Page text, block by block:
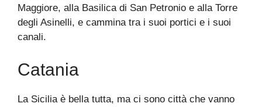
Maggiore, alla Basilica di San Petronio e alla Torre
degli Asinelli, e cammina tra i suoi portici e i suoi
canali.
Catania
La Sicilia è bella tutta, ma ci sono città che vanno